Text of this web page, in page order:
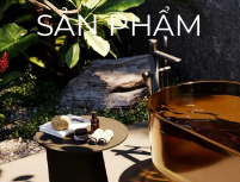
SẢN PHẨM